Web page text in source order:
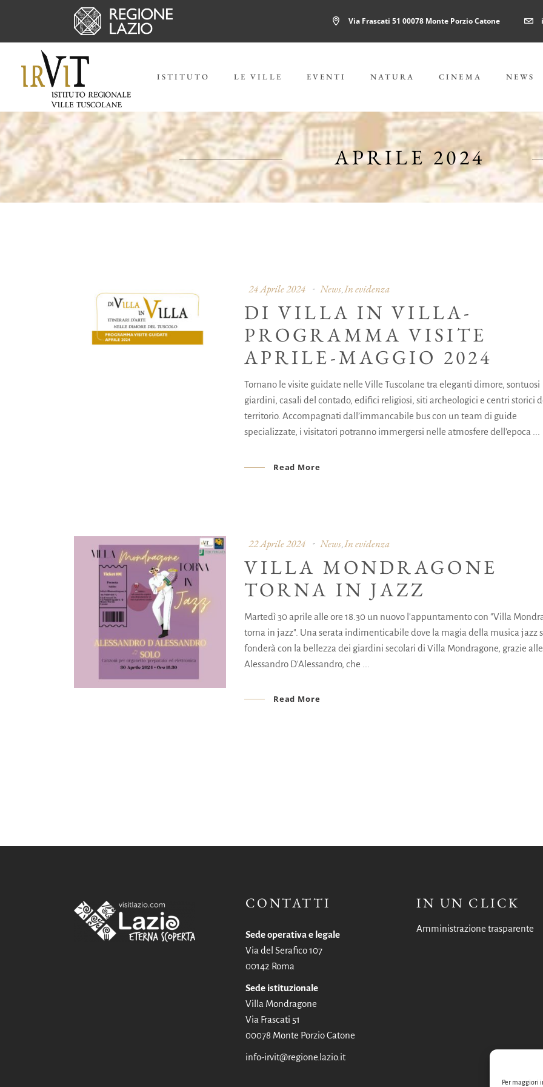
Per maggiori
Via Frascati 51 00078 Monte Porzio Catone
ISTITUTO LE VILLE EVENTI NATURA CINEMA NEWS
APRILE 2024
24 Aprile 2024 News, In evidenza
DI VILLA IN VILLA-
PROGRAMMA VISITE
APRILE-MAGGIO 2024
Tornano le visite guidate nelle Ville Tuscolane tra eleganti dimore, sontuosi
giardini, casali del contado, edifici religiosi, siti archeologici e centri storici
territorio. Accompagnati dall’immancabile bus con un team di guide
specializzate, i visitatori potranno immergersi nelle atmosfere dell’epoca
Read More
22 Aprile 2024 News, In evidenza
VILLA MONDRAGONE
TORNA IN JAZZ
Martedì 30 aprile alle ore 18.30 un nuovo l'appuntamento con "Villa
torna in jazz". Una serata indimenticabile dove la magia della musica jazz
fonderà con la bellezza dei giardini secolari di Villa Mondragone, grazie
Alessandro D'Alessandro, che
Read More
CONTATTI
Sede operativa e legale
Via del Serafico 107
00142 Roma
Sede istituzionale
Villa Mondragone
Via Frascati 51
00078 Monte Porzio Catone
info-irvit@regione.lazio.it
IN UN CLICK
Amministrazione trasparente